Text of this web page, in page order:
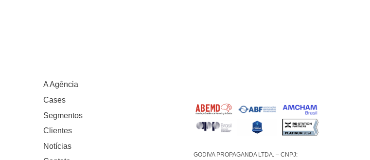
A Agência
Cases
Segmentos
Clientes
Notícias
GODIVA PROPAGANDA LTDA. – CNPJ: